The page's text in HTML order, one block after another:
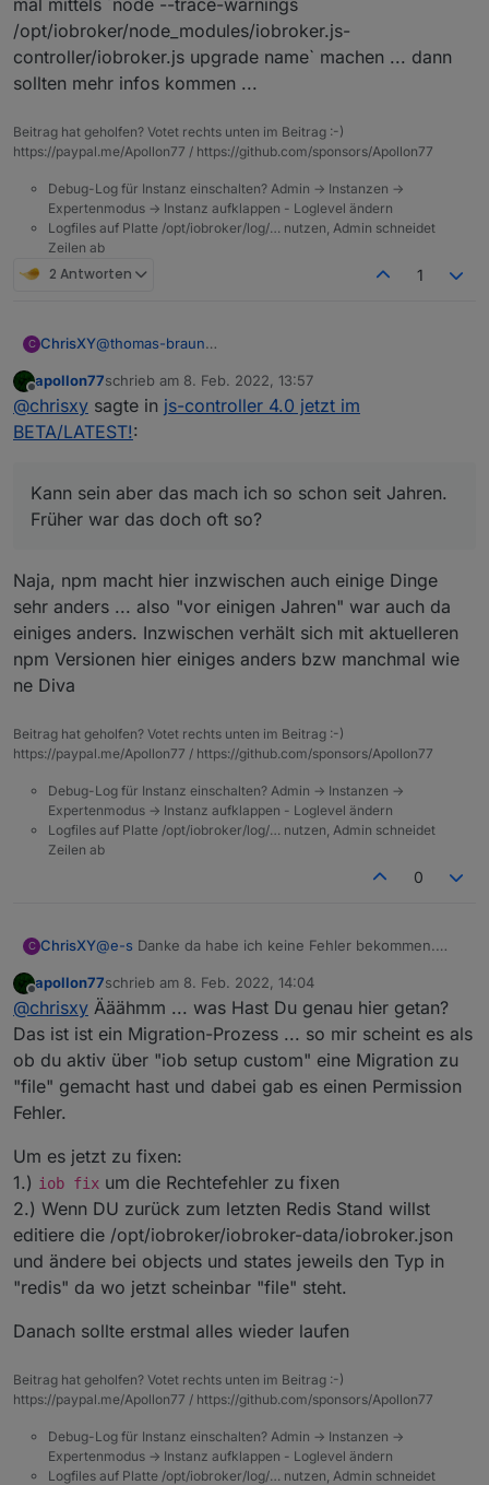
2022-02-08 09:58:07.293 - error:
2022-02-08 09:59:24.076 - info:
2022-02-08 09:59:24.078 - info:
2022-02-08 10:01:14.838 - error:
2022-02-08 10:02:40.396 - info: jarvis.0 (1316)
2022-02-08 10:02:40.423 - info: jarvis.0
/opt/iobroker/node_modules/iobroker.js-
controller/iobroker.js upgrade name` machen ... dann
sollten mehr infos kommen ...
Beitrag hat geholfen? Votet rechts unten im Beitrag :-)
https://paypal.me/Apollon77 / https://github.com/sponsors/Apollon77
Debug-Log für Instanz einschalten? Admin -> Instanzen ->
Expertenmodus -> Instanz aufklappen - Loglevel ändern
Logfiles auf Platte /opt/iobroker/log/… nutzen, Admin schneidet
Zeilen ab
2 Antworten 1
C ChrisXY@thomas-braun
Früher war das doch oft so?
fix habe ich natürlich schon Probiert.
Werde ich wohl ein Backup zurückspielen müssen
komisch .. bisher gab es nie Probleme alles sauber
durch.
Offline
apollon77schrieb am 8. Feb. 2022, 13:57
zuletzt editiert von
@chrisxy sagte in js-controller 4.0 jetzt im
BETA/LATEST!:
Kann sein aber das mach ich so schon seit Jahren.
Früher war das doch oft so?
Naja, npm macht hier inzwischen auch einige Dinge
sehr anders ... also "vor einigen Jahren" war auch da
einiges anders. Inzwischen verhält sich mit aktuelleren
npm Versionen hier einiges anders bzw manchmal wie
ne Diva
Beitrag hat geholfen? Votet rechts unten im Beitrag :-)
https://paypal.me/Apollon77 / https://github.com/sponsors/Apollon77
Debug-Log für Instanz einschalten? Admin -> Instanzen ->
Expertenmodus -> Instanz aufklappen - Loglevel ändern
Logfiles auf Platte /opt/iobroker/log/… nutzen, Admin schneidet
Zeilen ab
0
C ChrisXY@e-s Danke da habe ich keine Fehler bekommen.
meldung. Aber mein iobroker Menü links ist auch leer.
Zigbee usw. alles fehlt. Einige Adapter werden auch
nicht mehr grün
Fhem, Zigbee ... ich lass iobroker mal etwas Zeit
iobroker status sagt auch nicht mehr redis
iobroker is running on this host.
Objects type: file
States type: file
Scheinbar beim Update mein Redis verloren
gegangen. Bekomm es auch nicht hin iob fix usw..
This can take some time ... please be
host.iobroker 19727 states saved
Backup created: /opt/iobroker/backups/
updating conf/iobroker.json
Uncaught Rejection: Error: EACCES:
    at Object.openSync (fs.js:476:3)
    at Object.writeFileSync (fs.js:1467:35)
at /opt/iobroker/node_modules/
This error originated either by throwing
    at Object.openSync (fs.js:476:3)
    at Object.writeFileSync (fs.js:1467:35)
root@iobroker:/dev# iob status
iobroker is not running on this host.
Offline
apollon77schrieb am 8. Feb. 2022, 14:04
zuletzt editiert von
@chrisxy Ääähmm ... was Hast Du genau hier getan?
Das ist ist ein Migration-Prozess ... so mir scheint es als
ob du aktiv über "iob setup custom" eine Migration zu
"file" gemacht hast und dabei gab es einen Permission
Fehler.
Um es jetzt zu fixen:
1.) iob fix um die Rechtefehler zu fixen
2.) Wenn DU zurück zum letzten Redis Stand willst
editiere die /opt/iobroker/iobroker-data/iobroker.json
und ändere bei objects und states jeweils den Typ in
"redis" da wo jetzt scheinbar "file" steht.
Danach sollte erstmal alles wieder laufen
Beitrag hat geholfen? Votet rechts unten im Beitrag :-)
https://paypal.me/Apollon77 / https://github.com/sponsors/Apollon77
Debug-Log für Instanz einschalten? Admin -> Instanzen ->
Expertenmodus -> Instanz aufklappen - Loglevel ändern
Logfiles auf Platte /opt/iobroker/log/… nutzen, Admin schneidet